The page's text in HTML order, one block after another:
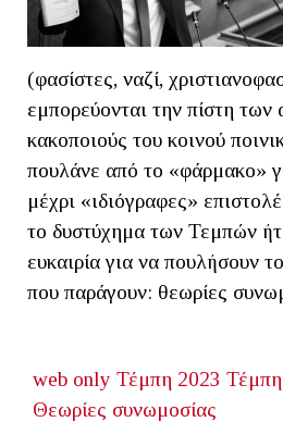
(φασίστες, ναζί,
εμπορεύονται την πίστη
κακοποιούς του κοινού
πουλάνε από το «φάρμακο»
μέχρι «ιδιόγραφες»
το δυστύχημα των Τεμπών
ευκαιρία για να πουλήσουν
που παράγουν: θεωρίες
web only Τέμπη 2023 Τέμπη
Θεωρίες συνωμοσίας